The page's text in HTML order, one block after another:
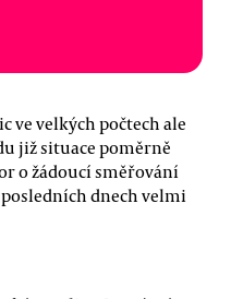
ve velkých počtech ale
již situace poměrně
o žádoucí směřování
dnech velmi